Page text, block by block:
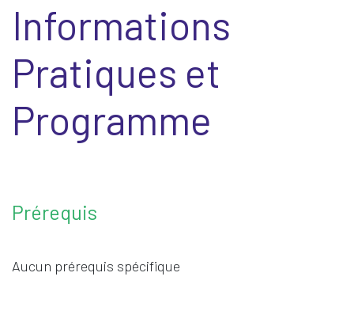
Informations
Pratiques et
Programme
Prérequis
Aucun prérequis spécifique